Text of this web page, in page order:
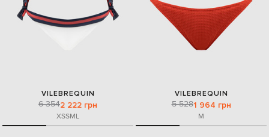
VILEBREQUIN
6 3542 222 грн
XSSML
VILEBREQUIN
5 5281 964 грн
M